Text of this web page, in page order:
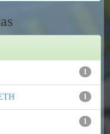
1
1
1